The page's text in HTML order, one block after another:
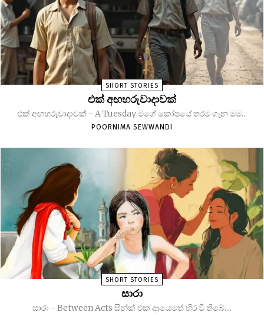
SHORT STORIES
එක් අඟහරුවාදාවක්
එක් අඟහරුවාදාවක් - A Tuesday මගේ කෝපයේ තරම ගැන මම...
POORNIMA SEWWANDI
SHORT STORIES
සාරා
සාරා - Between Acts සින්ක් එක ආයෙමත් හිර වී තිබේ....